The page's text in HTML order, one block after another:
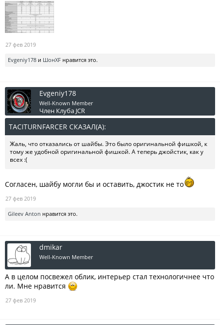
27 фев 2019
Evgeniy178 и ШонXF нравится это.
Evgeniy178
Well-Known Member
Член Клуба JCR
TACITURNFARCER СКАЗАЛ(А):
Жаль, что отказались от шайбы. Это было оригинальной фишкой, к
тому же удобной оригинальной фишкой. А теперь джойстик, как у
всех :(
Согласен, шайбу могли бы и оставить, джостик не то
27 фев 2019
Gileev Anton нравится это.
dmikar
Well-Known Member
А в целом посвежел облик, интерьер стал технологичнее что
ли. Мне нравится
27 фев 2019